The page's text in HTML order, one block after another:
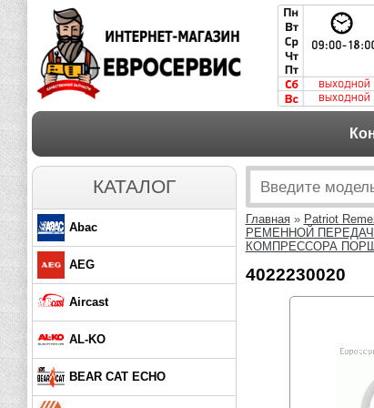
КАТАЛОГ
Abac
AEG
Aircast
AL-KO
BEAR CAT ECHO
Главная» Patriot
РЕМЕННОЙ
КОМПРЕССОРА
4022230020